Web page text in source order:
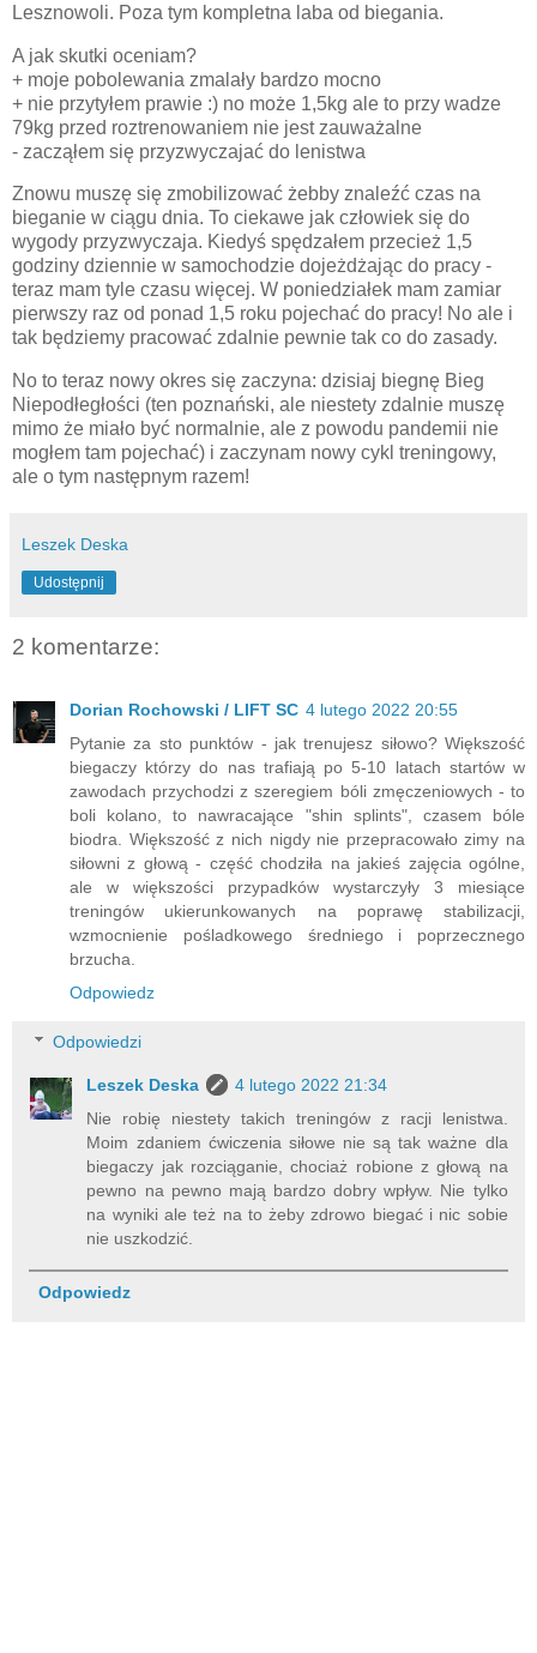
Lesznowoli. Poza tym kompletna laba od biegania.
A jak skutki oceniam?
+ moje pobolewania zmalały bardzo mocno
+ nie przytyłem prawie :) no może 1,5kg ale to przy wadze
79kg przed roztrenowaniem nie jest zauważalne
- zacząłem się przyzwyczajać do lenistwa
Znowu muszę się zmobilizować żebby znaleźć czas na
bieganie w ciągu dnia. To ciekawe jak człowiek się do
wygody przyzwyczaja. Kiedyś spędzałem przecież 1,5
godziny dziennie w samochodzie dojeżdżając do pracy -
teraz mam tyle czasu więcej. W poniedziałek mam zamiar
pierwszy raz od ponad 1,5 roku pojechać do pracy! No ale i
tak będziemy pracować zdalnie pewnie tak co do zasady.
No to teraz nowy okres się zaczyna: dzisiaj biegnę Bieg
Niepodłegłości (ten poznański, ale niestety zdalnie muszę
mimo że miało być normalnie, ale z powodu pandemii nie
mogłem tam pojechać) i zaczynam nowy cykl treningowy,
ale o tym następnym razem!
Leszek Deska
Udostępnij
2 komentarze:
Dorian Rochowski / LIFT SC 4 lutego 2022 20:55
Pytanie za sto punktów - jak trenujesz siłowo? Większość
biegaczy którzy do nas trafiają po 5-10 latach startów w
zawodach przychodzi z szeregiem bóli zmęczeniowych - to
boli kolano, to nawracające "shin splints", czasem bóle
biodra. Większość z nich nigdy nie przepracowało zimy na
siłowni z głową - część chodziła na jakieś zajęcia ogólne,
ale w większości przypadków wystarczyły 3 miesiące
treningów ukierunkowanych na poprawę stabilizacji,
wzmocnienie pośladkowego średniego i poprzecznego
brzucha.
Odpowiedz
Odpowiedzi
Leszek Deska
4 lutego 2022 21:34
Nie robię niestety takich treningów z racji lenistwa.
Moim zdaniem ćwiczenia siłowe nie są tak ważne dla
biegaczy jak rozciąganie, chociaż robione z głową na
pewno na pewno mają bardzo dobry wpływ. Nie tylko
na wyniki ale też na to żeby zdrowo biegać i nic sobie
nie uszkodzić.
Odpowiedz